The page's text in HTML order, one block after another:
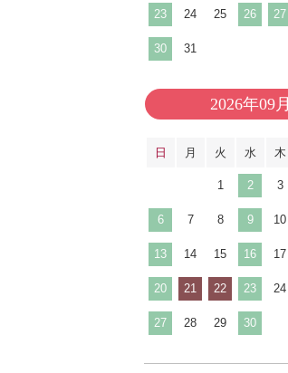
23 24 25 26 27
30 31
2026年09月
日 月 火 水 木
1 2 3
6 7 8 9 10
13 14 15 16 17
20 21 22 23 24
27 28 29 30